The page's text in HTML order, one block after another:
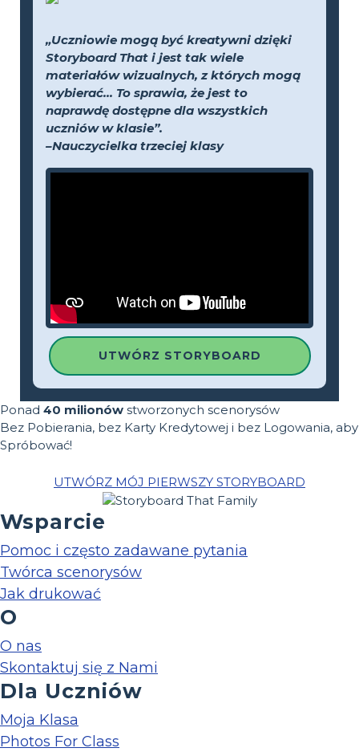
„Uczniowie mogą być kreatywni dzięki
Storyboard That i jest tak wiele
materiałów wizualnych, z których mogą
wybierać... To sprawia, że jest to
naprawdę dostępne dla wszystkich
uczniów w klasie”.
–Nauczycielka trzeciej klasy
UTWÓRZ STORYBOARD
Ponad 40 milionów stworzonych scenorysów
Bez Pobierania, bez Karty Kredytowej i bez Logowania, aby
Spróbować!
UTWÓRZ MÓJ PIERWSZY STORYBOARD
Wsparcie
Pomoc i często zadawane pytania
Twórca scenorysów
Jak drukować
O
O nas
Skontaktuj się z Nami
Dla Uczniów
Moja Klasa
Photos For Class